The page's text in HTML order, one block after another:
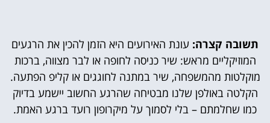
קצרה:עונת האירועים היא הזמן להכין את הרגעים
מראש: שיר כניסה לחופה או לבר מצווה, ברכות
מהמשפחה, שיר במתנה לחוגגים או קליפ הפתעה.
באולפן שלנו מבטיחה שהרגע החשוב יישמע בדיוק
שחלמתם – בלי לסמוך על מיקרופון רועד ברגע האמת.